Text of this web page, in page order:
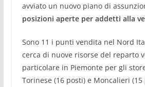
avviato un nuovo piano di
posizioni aperte per addetti alla
Sono 11 i punti vendita nel Nord
cerca di nuove risorse del reparto
particolare in Piemonte per gli
Torinese (16 posti) e Moncalieri (15